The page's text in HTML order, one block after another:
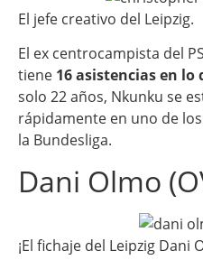
El jefe creativo del Leipzig.
El ex centrocampista del
tiene 16 asistencias en lo
solo 22 años, Nkunku se
rápidamente en uno de
la Bundesliga.
Dani Olmo
¡El fichaje del Leipzig Dani